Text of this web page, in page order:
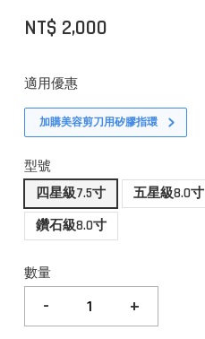
NT$ 2,000
適用優惠
加購美容剪刀用矽膠指環
型號
四星級7.5寸
五星級8.0寸
鑽石級8.0寸
數量
- +